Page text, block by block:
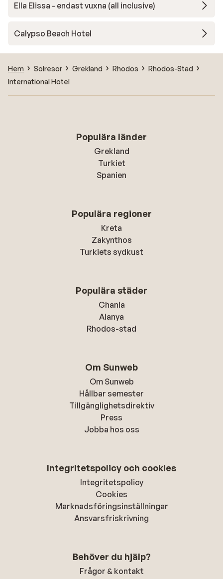
Ella Elissa - endast vuxna (all inclusive)
Calypso Beach Hotel
Hem Solresor Grekland Rhodos
Rhodos-Stad
International Hotel
Populära länder
Grekland
Turkiet
Spanien
Populära regioner
Kreta
Zakynthos
Turkiets sydkust
Populära städer
Chania
Alanya
Rhodos-stad
Om Sunweb
Om Sunweb
Hållbar semester
Tillgänglighetsdirektiv
Press
Jobba hos oss
Integritetspolicy och cookies
Integritetspolicy
Cookies
Marknadsföringsinställningar
Ansvarsfriskrivning
Behöver du hjälp?
Frågor & kontakt